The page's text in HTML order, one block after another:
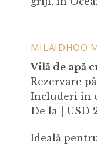
MILAIDHOO
Vilă de apă
Rezervare
Includeri în
De la | USD
Ideală